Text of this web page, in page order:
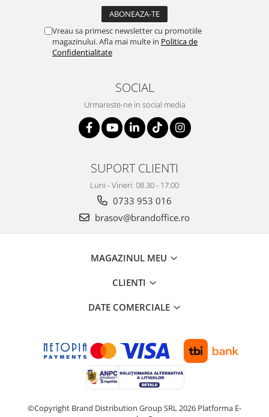
Folii laminare
Accesorii mobilier
Distrugatoare documente
Cosuri de gunoi pentru birou
Scaune, birouri si produse
Masini de legat, indosariat si
Apa si bauturi racoritoare
Cafea, ceai, zahar, lapte
Textile si confort pentru casa
Seturi si accesorii pentru vin
Rucsacuri si articole de calatorie
Vreau sa primesc newsletter cu promotiile
magazinului. Afla mai multe in Politica de
Confidentialitate
SOCIAL
Urmareste-ne in social media
SUPORT CLIENTI
Luni - Vineri: 08.30 - 17:00
0733 953 016
brasov@brandoffice.ro
MAGAZINUL MEU
CLIENTI
DATE COMERCIALE
©Copyright Brand Distribution Group SRL 2026 Platforma E-